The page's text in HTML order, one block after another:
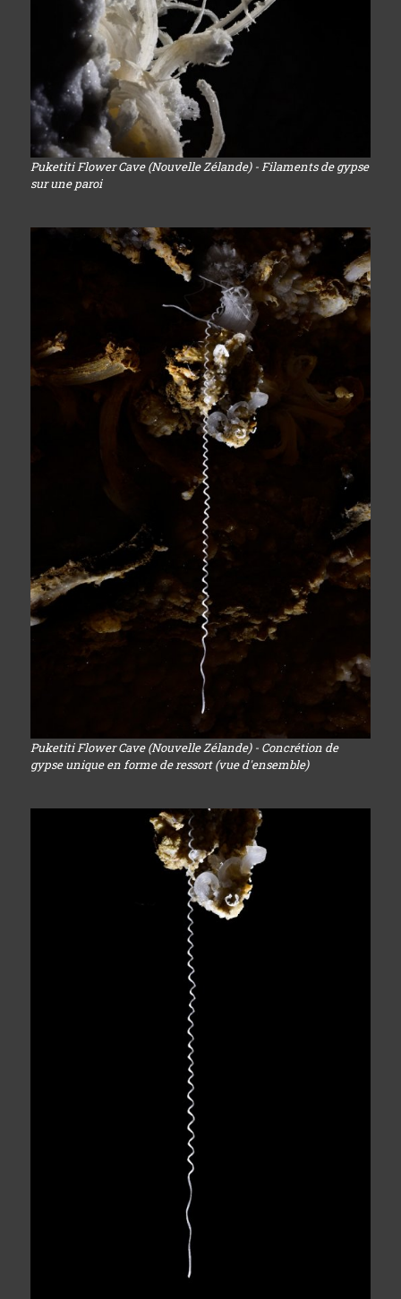
Puketiti Flower Cave (Nouvelle Zélande) - Filaments de gypse
sur une paroi
Puketiti Flower Cave (Nouvelle Zélande) - Concrétion de
gypse unique en forme de ressort (vue d'ensemble)